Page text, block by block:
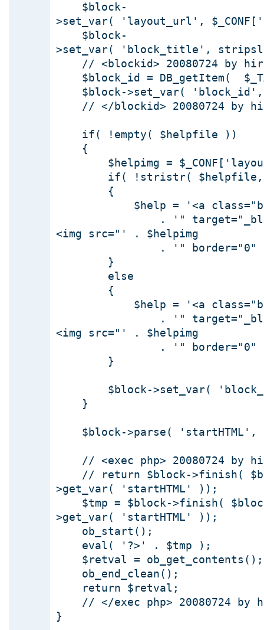
$block-
>set_var( 'layout_url',
$block-
>set_var( 'block_title',
// <blockid> 20080724 by
$block_id = DB_getItem(
$block->set_var( 'block_id',
// </blockid> 20080724 by
if( !empty( $helpfile ))
{
$helpimg =
if( !stristr( $helpfile,
{
$help = '<a
. '"
<img src="' . $helpimg
. '" border="0"
}
else
{
$help = '<a
. '"
<img src="' . $helpimg
. '" border="0"
}
$block->set_var(
}
$block->parse(
// <exec php> 20080724 by
// return $block->finish(
>get_var( 'startHTML' ));
$tmp = $block->finish(
>get_var( 'startHTML' ));
ob_start();
eval( '?>' . $tmp );
$retval = ob_get_contents();
ob_end_clean();
return $retval;
// </exec php> 20080724 by
}